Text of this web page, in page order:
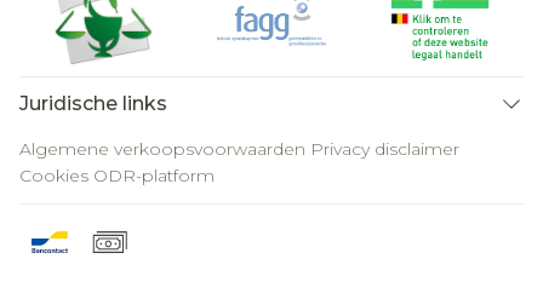
Juridische links
Algemene verkoopsvoorwaarden Privacy disclaimer
Cookies ODR-platform